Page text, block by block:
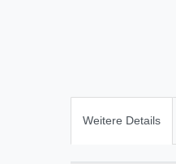
Weitere Details